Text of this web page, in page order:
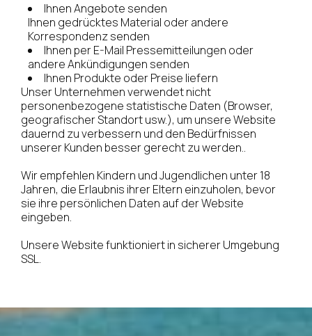
Ihnen Angebote senden
Ihnen gedrücktes Material oder andere
Korrespondenz senden
Ihnen per E-Mail Pressemitteilungen oder
andere Ankündigungen senden
Ihnen Produkte oder Preise liefern
Unser Unternehmen verwendet nicht
personenbezogene statistische Daten (Browser,
geografischer Standort usw.), um unsere Website
dauernd zu verbessern und den Bedürfnissen
unserer Kunden besser gerecht zu werden..
Wir empfehlen Kindern und Jugendlichen unter 18
Jahren, die Erlaubnis ihrer Eltern einzuholen, bevor
sie ihre persönlichen Daten auf der Website
eingeben.
Unsere Website funktioniert in sicherer Umgebung
SSL.